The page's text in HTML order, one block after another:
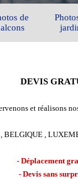
de
DEVIS
et réalisons
BELGIQUE ,
- Déplacement
- Devis sans